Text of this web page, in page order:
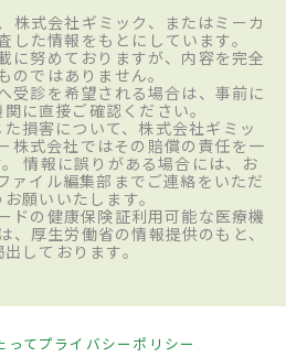
株式会社ギミック、またはミーカ
した情報をもとにしています。
に努めておりますが、内容を完全
のではありません。
受診を希望される場合は、事前に
に直接ご確認ください。
損害について、株式会社ギミッ
株式会社ではその賠償の責任を一
情報に誤りがある場合には、お
ァイル編集部までご連絡をいただ
願いいたします。
ドの健康保険証利用可能な医療機
、厚生労働省の情報提供のもと、
しております。
ってプライバシーポリシー